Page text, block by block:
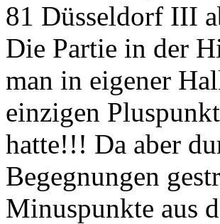
81 Düsseldorf III
Die Partie in der
man in eigener
einzigen
hatte!!! Da aber
Begegnungen
Minuspunkte aus